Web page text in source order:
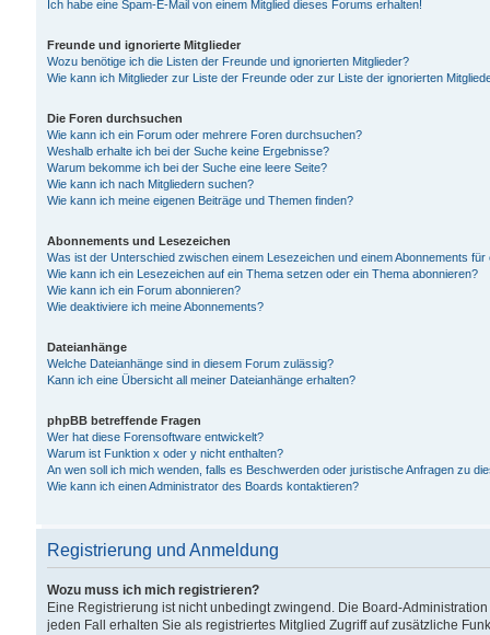
Ich habe eine Spam-E-Mail von einem Mitglied dieses Forums erhalten!
Freunde und ignorierte Mitglieder
Wozu benötige ich die Listen der Freunde und ignorierten Mitglieder?
Wie kann ich Mitglieder zur Liste der Freunde oder zur Liste der ignorierten
Die Foren durchsuchen
Wie kann ich ein Forum oder mehrere Foren durchsuchen?
Weshalb erhalte ich bei der Suche keine Ergebnisse?
Warum bekomme ich bei der Suche eine leere Seite?
Wie kann ich nach Mitgliedern suchen?
Wie kann ich meine eigenen Beiträge und Themen finden?
Abonnements und Lesezeichen
Was ist der Unterschied zwischen einem Lesezeichen und einem Abonnements
Wie kann ich ein Lesezeichen auf ein Thema setzen oder ein Thema abonnieren?
Wie kann ich ein Forum abonnieren?
Wie deaktiviere ich meine Abonnements?
Dateianhänge
Welche Dateianhänge sind in diesem Forum zulässig?
Kann ich eine Übersicht all meiner Dateianhänge erhalten?
phpBB betreffende Fragen
Wer hat diese Forensoftware entwickelt?
Warum ist Funktion x oder y nicht enthalten?
An wen soll ich mich wenden, falls es Beschwerden oder juristische Anfragen zu
Wie kann ich einen Administrator des Boards kontaktieren?
Registrierung und Anmeldung
Wozu muss ich mich registrieren?
Eine Registrierung ist nicht unbedingt zwingend. Die Board-
jeden Fall erhalten Sie als registriertes Mitglied Zugriff auf zusätzliche